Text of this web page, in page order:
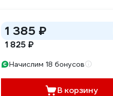
1 385 ₽
1 825 ₽
Начислим 18 бонусов
В корзину